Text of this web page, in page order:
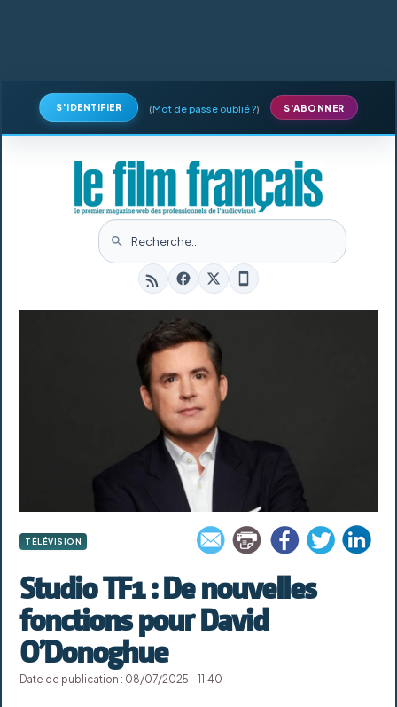
S'IDENTIFIER (Mot de passe oublié ?) S'ABONNER
TÉLÉVISION
Studio TF1 : De nouvelles
fonctions pour David
O’Donoghue
Date de publication : 08/07/2025 - 11:40